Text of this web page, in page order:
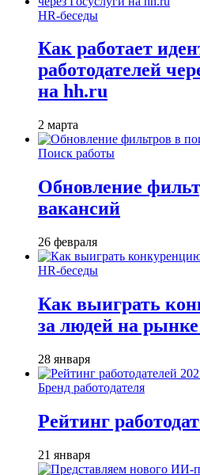
HR-беседы
Как работает
работодателей
на hh.ru
2 марта
Поиск работы
Обновление
вакансий
26 февраля
HR-беседы
Как выиграть
за людей на
28 января
Бренд работодателя
Рейтинг
21 января